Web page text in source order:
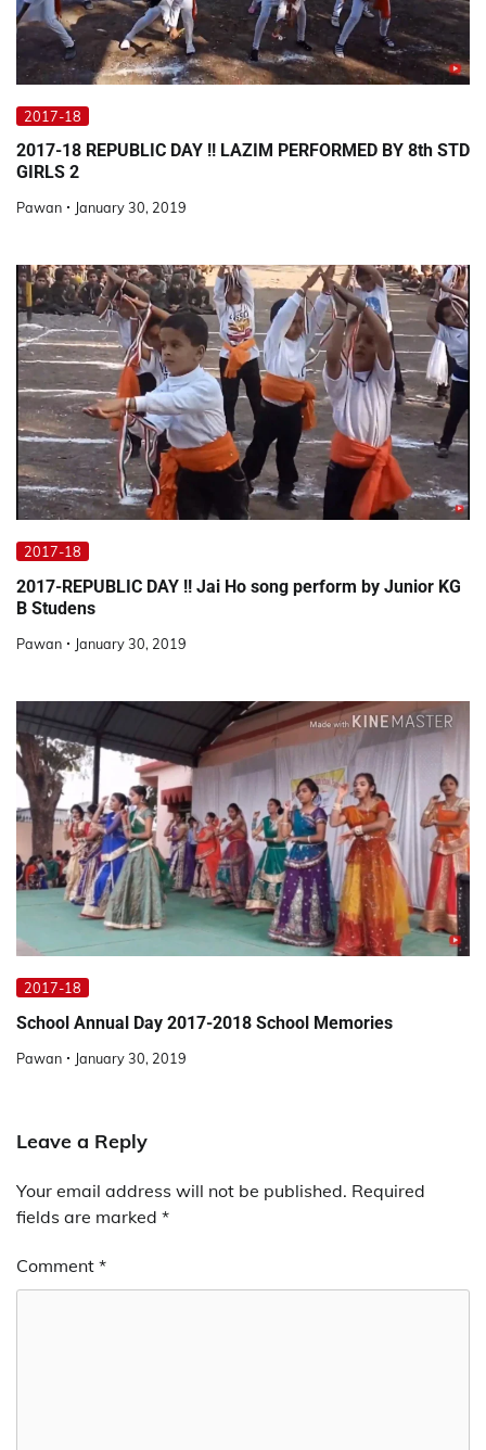
2017-18
2017-18 REPUBLIC DAY !! LAZIM PERFORMED BY 8th STD
GIRLS 2
Pawan January 30, 2019
2017-18
2017-REPUBLIC DAY !! Jai Ho song perform by Junior KG
B Studens
Pawan January 30, 2019
2017-18
School Annual Day 2017-2018 School Memories
Pawan January 30, 2019
Leave a Reply
Your email address will not be published. Required
fields are marked *
Comment *